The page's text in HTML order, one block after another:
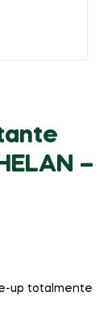
–
up totalmente